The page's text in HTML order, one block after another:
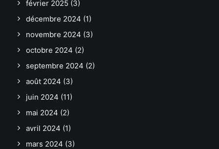
février 2025 (3)
décembre 2024 (1)
novembre 2024 (3)
octobre 2024 (2)
septembre 2024 (2)
août 2024 (3)
juin 2024 (11)
mai 2024 (2)
avril 2024 (1)
mars 2024 (3)